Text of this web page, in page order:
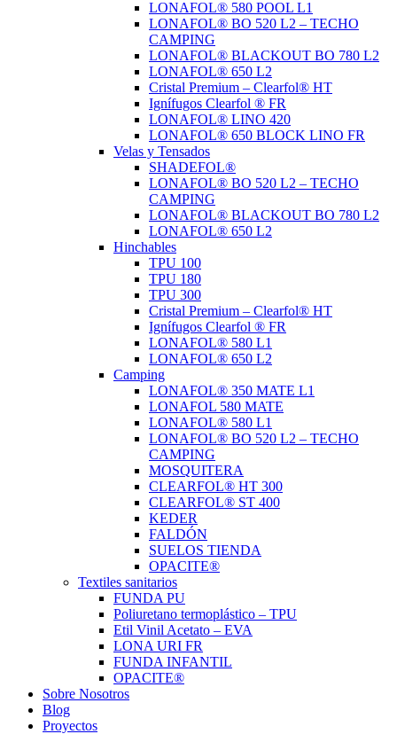
LONAFOL® 580 POOL L1
LONAFOL® BO 520 L2 – TECHO
CAMPING
LONAFOL® BLACKOUT BO 780 L2
LONAFOL® 650 L2
Cristal Premium – Clearfol® HT
Ignífugos Clearfol ® FR
LONAFOL® LINO 420
LONAFOL® 650 BLOCK LINO FR
Velas y Tensados
SHADEFOL®
LONAFOL® BO 520 L2 – TECHO
CAMPING
LONAFOL® BLACKOUT BO 780 L2
LONAFOL® 650 L2
Hinchables
TPU 100
TPU 180
TPU 300
Cristal Premium – Clearfol® HT
Ignífugos Clearfol ® FR
LONAFOL® 580 L1
LONAFOL® 650 L2
Camping
LONAFOL® 350 MATE L1
LONAFOL 580 MATE
LONAFOL® 580 L1
LONAFOL® BO 520 L2 – TECHO
CAMPING
MOSQUITERA
CLEARFOL® HT 300
CLEARFOL® ST 400
KEDER
FALDÓN
SUELOS TIENDA
OPACITE®
Textiles sanitarios
FUNDA PU
Poliuretano termoplástico – TPU
Etil Vinil Acetato – EVA
LONA URI FR
FUNDA INFANTIL
OPACITE®
Sobre Nosotros
Blog
Proyectos